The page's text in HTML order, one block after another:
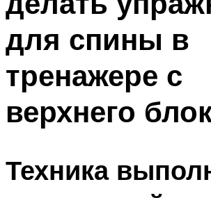
для спины в
тренажере с
верхнего
Техника